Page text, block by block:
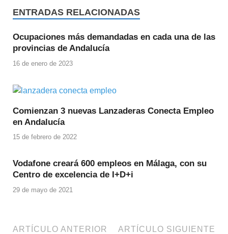
ENTRADAS RELACIONADAS
Ocupaciones más demandadas en cada una de las
provincias de Andalucía
16 de enero de 2023
Comienzan 3 nuevas Lanzaderas Conecta Empleo
en Andalucía
15 de febrero de 2022
Vodafone creará 600 empleos en Málaga, con su
Centro de excelencia de I+D+i
29 de mayo de 2021
ARTÍCULO ANTERIOR
ARTÍCULO SIGUIENTE